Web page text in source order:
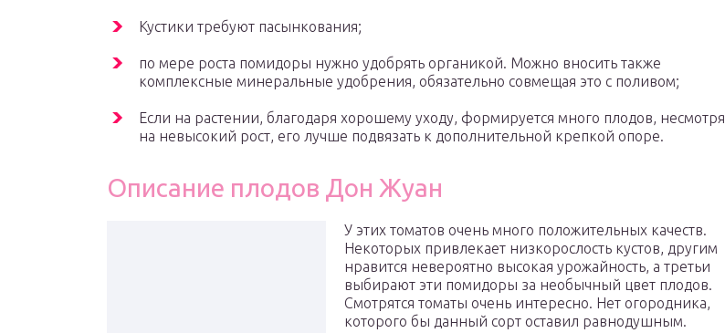
Кустики требуют пасынкования;
по мере роста помидоры нужно удобрять органикой. Можно вносить также
комплексные минеральные удобрения, обязательно совмещая это с поливом;
Если на растении, благодаря хорошему уходу, формируется много плодов, несмотря
на невысокий рост, его лучше подвязать к дополнительной крепкой опоре.
Описание плодов Дон Жуан
У этих томатов очень много положительных качеств.
Некоторых привлекает низкорослость кустов, другим
нравится невероятно высокая урожайность, а третьи
выбирают эти помидоры за необычный цвет плодов.
Смотрятся томаты очень интересно. Нет огородника,
которого бы данный сорт оставил равнодушным.